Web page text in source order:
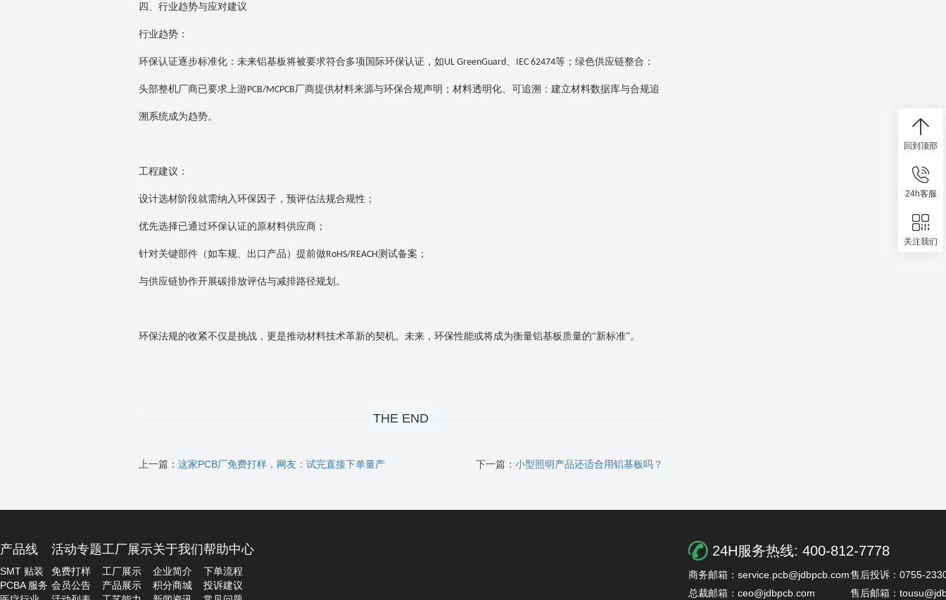
四、行业趋势与应对建议
行业趋势：
环保认证逐步标准化：未来铝基板将被要求符合多项国际环保认证，如UL GreenGuard、 IEC 62474等；绿色供应链整合：
头部整机厂商已要求上游PCB/MCPCB厂商提供材料来源与环保合规声明；材料透明化、可追溯：建立材料数据库与合规追
溯系统成为趋势。
工程建议：
设计选材阶段就需纳入环保因子，预评估法规合规性；
优先选择已通过环保认证的原材料供应商；
针对关键部件（如车规、出口产品）提前做RoHS/REACH测试备案；
与供应链协作开展碳排放评估与减排路径规划。
环保法规的收紧不仅是挑战，更是推动材料技术革新的契机。未来，环保性能或将成为衡量铝基板质量的“新标准”。
THE END
上一篇： 这家PCB厂免费打样，网友：试完直接下单量产 下一篇： 小型照明产品还适合用铝基板吗？
产品线
SMT 贴装
PCBA 服务
活动专题
免费打样
会员公告
工厂展示
工厂展示
产品展示
关于我们
企业简介
积分商城
帮助中心
下单流程
投诉建议
24H服务热线: 400-812-7778
商务邮箱：service.pcb@jdbpcb.com售后投诉：0755-
总裁邮箱：ceo@jdbpcb.com
售后邮箱：
回到顶部
24h客服
关注我们